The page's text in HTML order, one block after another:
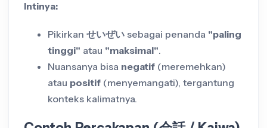
Intinya:
Pikirkan せいぜい sebagai penanda "paling
tinggi" atau "maksimal".
Nuansanya bisa negatif (meremehkan)
atau positif (menyemangati), tergantung
konteks kalimatnya.